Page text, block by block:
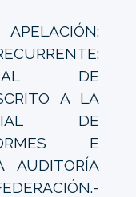
DE
A LA
DE
E
AUDITORÍA